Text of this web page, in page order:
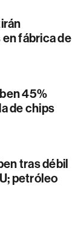
fábrica de
45%
de chips
tras débil
petróleo